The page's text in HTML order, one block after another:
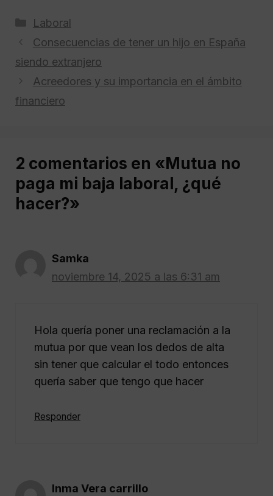
Categorías
Laboral
Consecuencias de tener un hijo en España
siendo extranjero
Acreedores y su importancia en el ámbito
financiero
2 comentarios en «Mutua no
paga mi baja laboral, ¿qué
hacer?»
Samka
noviembre 14, 2025 a las 6:31 am
Hola quería poner una reclamación a la
mutua por que vean los dedos de alta
sin tener que calcular el todo entonces
quería saber que tengo que hacer
Responder
Inma Vera carrillo